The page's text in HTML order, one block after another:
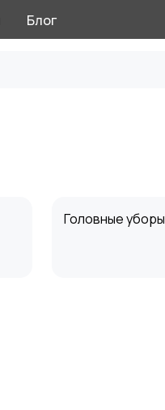
Блог
Головные уборы